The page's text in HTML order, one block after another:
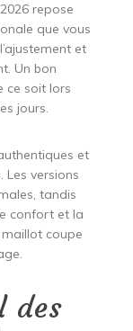
repose
que vous
et
Un bon
ce soit lors
jours.
et
Les versions
tandis
confort et la
coupe
des